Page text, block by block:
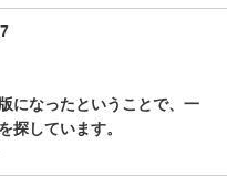
になったということで、一
探しています。